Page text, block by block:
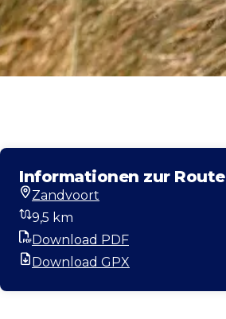
Informationen zur Route
Startort
Zandvoort
Entfernung
9,5 km
PDF
Download PDF
Download GPX